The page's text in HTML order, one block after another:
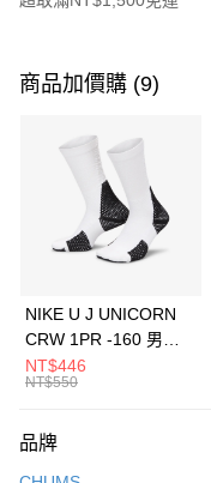
信用卡一次付款
3 期 0 利率 每期
合作金庫商業銀行
華南商業銀行
上海商業儲蓄銀行
元大商業銀行
台灣樂天信用卡公司
Apple Pay
全盈+PAY
AFTEE先享後付
【關於「AFTEE先享後付」】
運送方式
商品加價購 (9)
NIKE U J UNICORN
CRW 1PR -160 男女
中統襪 FZ3393100
NT$446
NT$550
品牌